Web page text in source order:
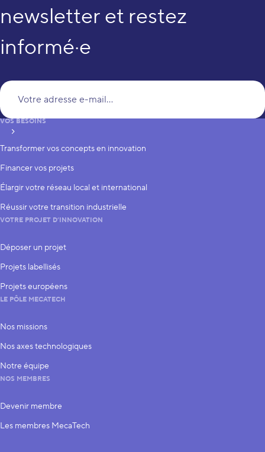
newsletter et restez
informé·e
S’inscrire
VOS BESOINS
Transformer vos concepts en innovation
Financer vos projets
Élargir votre réseau local et international
Réussir votre transition industrielle
VOTRE PROJET D’INNOVATION
Déposer un projet
Projets labellisés
Projets européens
LE PÔLE MECATECH
Nos missions
Nos axes technologiques
Notre équipe
NOS MEMBRES
Devenir membre
Les membres MecaTech